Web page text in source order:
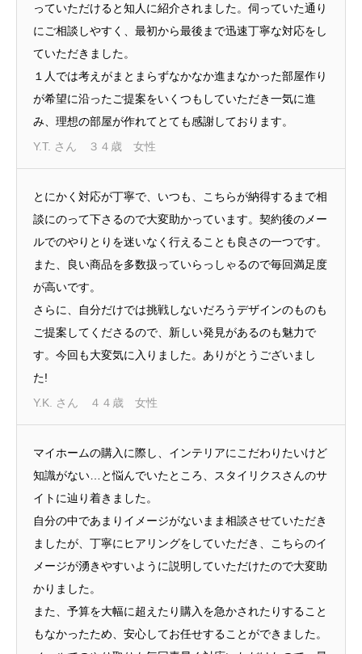
っていただけると知人に紹介されました。伺っていた通り
にご相談しやすく、最初から最後まで迅速丁寧な対応をし
ていただきました。
１人では考えがまとまらずなかなか進まなかった部屋作り
が希望に沿ったご提案をいくつもしていただき一気に進
み、理想の部屋が作れてとても感謝しております。
Y.T. さん ３４歳 女性
とにかく対応が丁寧で、いつも、こちらが納得するまで相
談にのって下さるので大変助かっています。契約後のメー
ルでのやりとりを迷いなく行えることも良さの一つです。
また、良い商品を多数扱っていらっしゃるので毎回満足度
が高いです。
さらに、自分だけでは挑戦しないだろうデザインのものも
ご提案してくださるので、新しい発見があるのも魅力で
す。今回も大変気に入りました。ありがとうございまし
た!
Y.K. さん ４４歳 女性
マイホームの購入に際し、インテリアにこだわりたいけど
知識がない…と悩んでいたところ、スタイリクスさんのサ
イトに辿り着きました。
自分の中であまりイメージがないまま相談させていただき
ましたが、丁寧にヒアリングをしていただき、こちらのイ
メージが湧きやすいように説明していただけたので大変助
かりました。
また、予算を大幅に超えたり購入を急かされたりすること
もなかったため、安心してお任せすることができました。